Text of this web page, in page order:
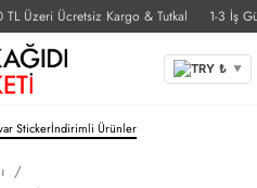
Üzeri Ücretsiz Kargo & Tutkal 1-3 İş
TRY ₺ ▼
Stickerİndirimli Ürünler